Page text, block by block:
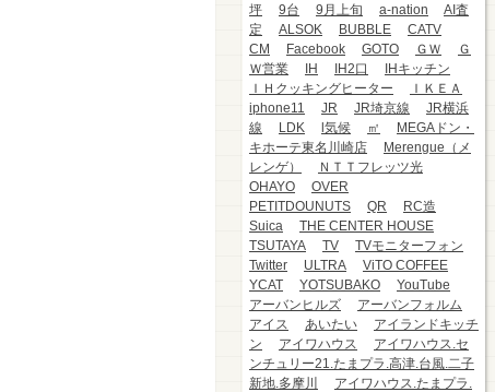
坪
9台 9月上旬 a-nation
AI査
定
ALSOK BUBBLE
CATV
CM
Facebook GOTO ＧＷ
Ｇ
Ｗ営業
IH IH2口
IHキッチン
ＩＨクッキングヒーター
ＩＫＥＡ
iphone11
JR JR埼京線
JR横浜
線
LDK l気候 ㎡
MEGAドン・
キホーテ東名川崎店
Merengue（メ
レンゲ）
ＮＴＴフレッツ光
OHAYO
OVER
PETITDOUNUTS
QR
RC造
Suica
THE CENTER HOUSE
TSUTAYA
TV
TVモニターフォン
Twitter
ULTRA
ViTO COFFEE
YCAT
YOTSUBAKO
YouTube
アーバンヒルズ
アーバンフォルム
アイス
あいたい
アイランドキッチ
ン
アイワハウス
アイワハウス.セ
ンチュリー21.たまプラ.高津.台風.二子
新地.多摩川
アイワハウス.たまプラ.